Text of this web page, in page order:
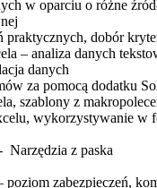
w oparciu o różne
praktycznych, dobór
– analiza danych
danych
za pomocą dodatku
szablony z
wykorzystywanie w
Narzędzia z paska
poziom zabezpieczeń,